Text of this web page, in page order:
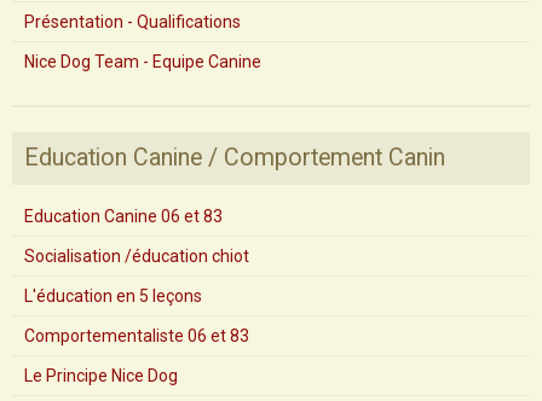
Présentation - Qualifications
Nice Dog Team - Equipe Canine
Education Canine / Comportement Canin
Education Canine 06 et 83
Socialisation /éducation chiot
L'éducation en 5 leçons
Comportementaliste 06 et 83
Le Principe Nice Dog